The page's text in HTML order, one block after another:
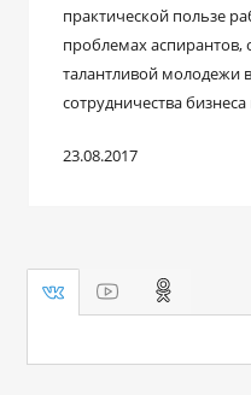
практической пользе
проблемах аспирантов,
талантливой молодежи
сотрудничества
23.08.2017